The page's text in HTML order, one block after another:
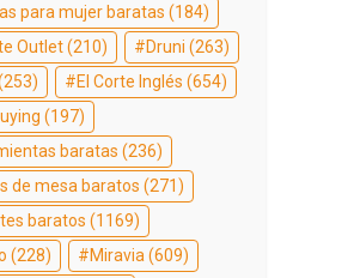
para mujer baratas (184)
Outlet(210) Druni (263)
El Corte Inglés (654)
(197)
baratas (236)
de mesa baratos (271)
baratos (1169)
(228) Miravia (609)